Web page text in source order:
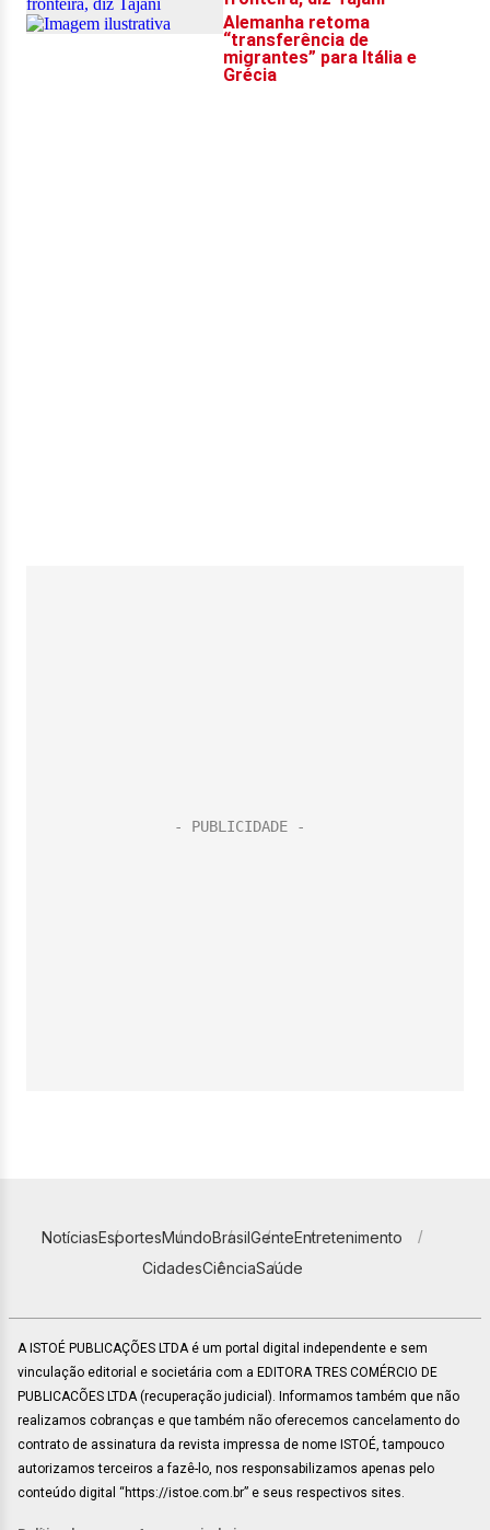
NotíciasEsportesMundoBrasilGenteEntretenimento
CidadesCiênciaSaúde
A ISTOÉ PUBLICAÇÕES LTDA é um portal digital independente e sem
vinculação editorial e societária com a EDITORA TRES COMÉRCIO DE
PUBLICACÕES LTDA (recuperação judicial). Informamos também que não
realizamos cobranças e que também não oferecemos cancelamento do
contrato de assinatura da revista impressa de nome ISTOÉ, tampouco
autorizamos terceiros a fazê-lo, nos responsabilizamos apenas pelo
conteúdo digital “https://istoe.com.br” e seus respectivos sites.